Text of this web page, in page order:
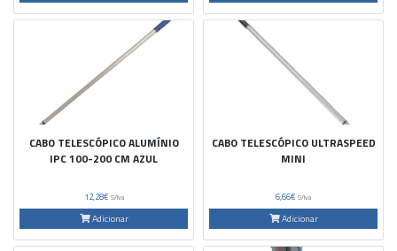
CABO TELESCÓPICO ALUMÍNIO
IPC 100-200 CM AZUL
12,28€ S/Iva
Adicionar
CABO TELESCÓPICO ULTRASPEED
MINI
6,66€ S/Iva
Adicionar